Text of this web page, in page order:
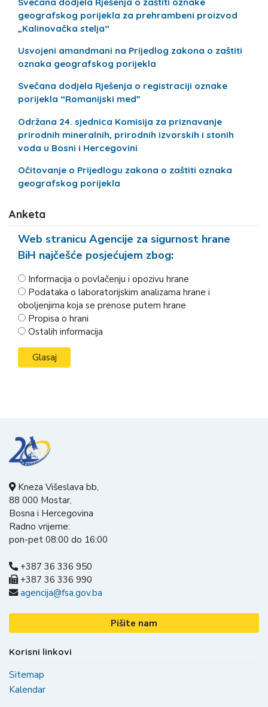
geografskog porijekla za prehrambeni proizvod
„Kalinovačka stelja“
Usvojeni amandmani na Prijedlog zakona o zaštiti
oznaka geografskog porijekla
Svečana dodjela Rješenja o registraciji oznake
porijekla “Romanijski med”
Održana 24. sjednica Komisija za priznavanje
prirodnih mineralnih, prirodnih izvorskih i stonih
voda u Bosni i Hercegovini
Očitovanje o Prijedlogu zakona o zaštiti oznaka
geografskog porijekla
Anketa
Web stranicu Agencije za sigurnost hrane
BiH najčešće posjećujem zbog:
Informacija o povlačenju i opozivu hrane
Podataka o laboratorijskim analizama hrane i
oboljenjima koja se prenose putem hrane
Propisa o hrani
Ostalih informacija
Kneza Višeslava bb,
88 000 Mostar,
Bosna i Hercegovina
Radno vrijeme:
pon-pet 08:00 do 16:00
+387 36 336 950
+387 36 336 990
agencija@fsa.gov.ba
Pišite nam
Korisni linkovi
Sitemap
Kalendar